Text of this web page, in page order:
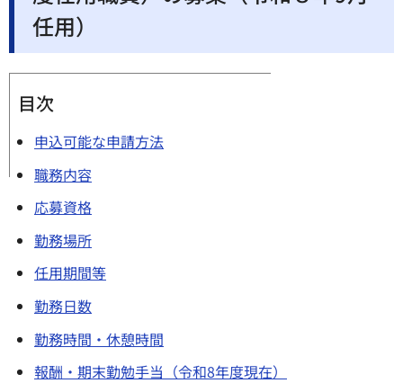
任用）
目次
申込可能な申請方法
職務内容
応募資格
勤務場所
任用期間等
勤務日数
勤務時間・休憩時間
報酬・期末勤勉手当（令和8年度現在）